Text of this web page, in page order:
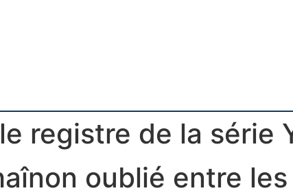
registre de la série
oublié entre les